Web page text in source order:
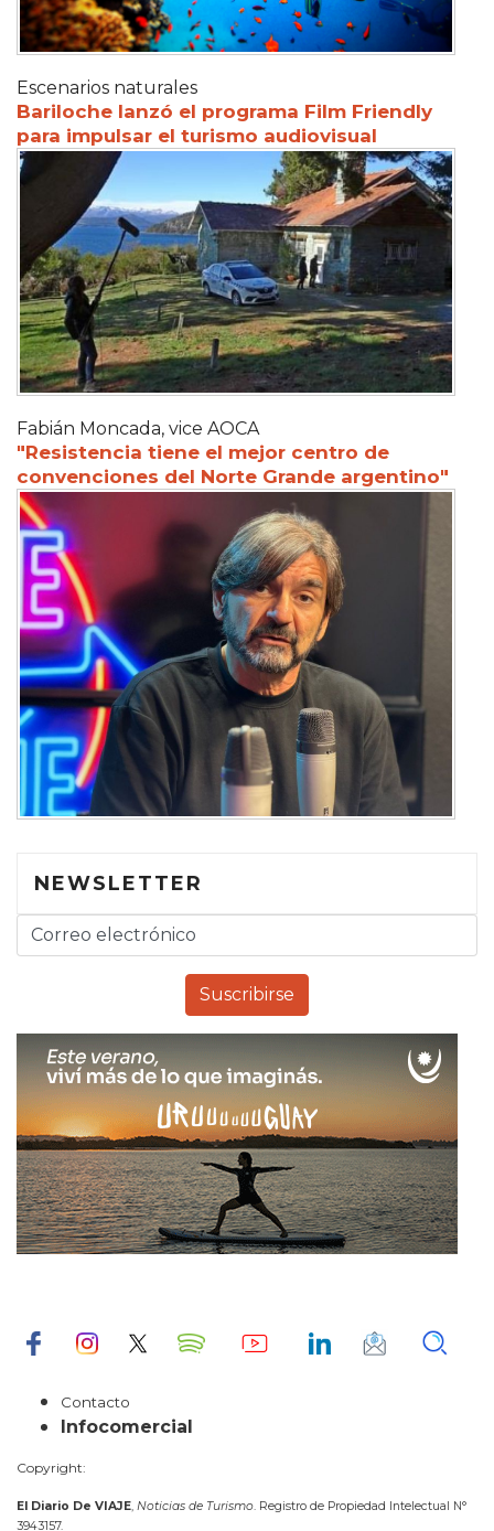
Escenarios naturales
Bariloche lanzó el programa Film Friendly
para impulsar el turismo audiovisual
Fabián Moncada, vice AOCA
"Resistencia tiene el mejor centro de
convenciones del Norte Grande argentino"
NEWSLETTER
Contacto
Infocomercial
Copyright:
El Diario De VIAJE, Noticias de Turismo. Registro de Propiedad Intelectual N°
3943157.